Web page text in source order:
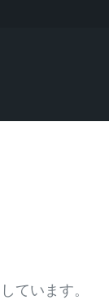
ています。